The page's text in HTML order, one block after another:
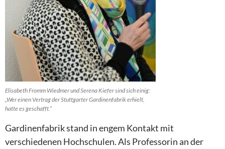
Elisabeth Fromm Wiedmer und Serena Kiefer sind sich einig:
„Wer einen Vertrag der Stuttgarter Gardinenfabrik erhielt,
hatte es geschafft.“
Gardinenfabrik stand in engem Kontakt mit
verschiedenen Hochschulen. Als Professorin an der